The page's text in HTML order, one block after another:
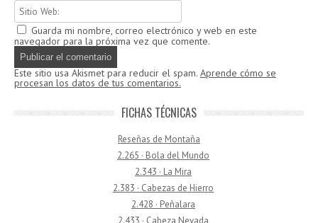
Guarda mi nombre, correo electrónico y web en este
navegador para la próxima vez que comente.
Este sitio usa Akismet para reducir el spam. Aprende cómo se
procesan los datos de tus comentarios.
FICHAS TÉCNICAS
Reseñas de Montaña
2.265 · Bola del Mundo
2.343 · La Mira
2.383 · Cabezas de Hierro
2.428 · Peñalara
2.433 · Cabeza Nevada